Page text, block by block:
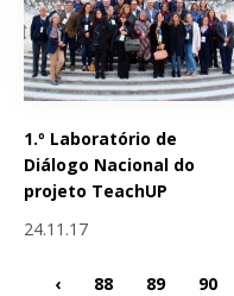
1.º Laboratório de
Diálogo Nacional do
projeto TeachUP
24.11.17
‹ 88 89 90